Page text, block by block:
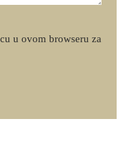
u ovom browseru za